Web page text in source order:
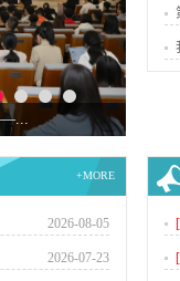
—...
+MORE
2026-08-05
2026-07-23